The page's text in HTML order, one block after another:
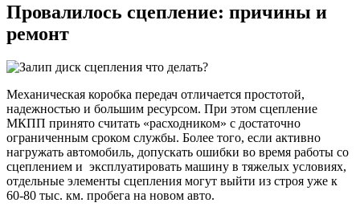
Провалилось сцепление: причины и
ремонт
Механическая коробка передач отличается простотой,
надежностью и большим ресурсом. При этом сцепление
МКПП принято считать «расходником» с достаточно
ограниченным сроком службы. Более того, если активно
нагружать автомобиль, допускать ошибки во время работы со
сцеплением и эксплуатировать машину в тяжелых условиях,
отдельные элементы сцепления могут выйти из строя уже к
60-80 тыс. км. пробега на новом авто.